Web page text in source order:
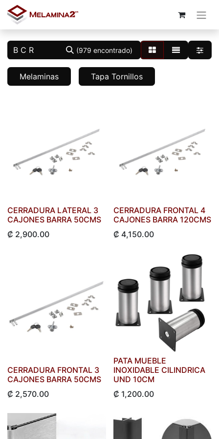
(979 encontrado)
Melaminas Tapa Tornillos
CERRADURA LATERAL 3
CAJONES BARRA 50CMS
₡ 2,900.00
CERRADURA FRONTAL 4
CAJONES BARRA 120CMS
₡ 4,150.00
CERRADURA FRONTAL 3
CAJONES BARRA 50CMS
₡ 2,570.00
PATA MUEBLE
INOXIDABLE CILINDRICA
UND 10CM
₡ 1,200.00